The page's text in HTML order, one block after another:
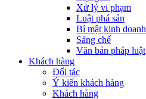
Xử lý vi phạm
Luật phá sản
Bí mật kinh doanh
Sáng chế
Văn bản pháp luật
Khách hàng
Đối tác
Ý kiến khách hàng
Khách hàng